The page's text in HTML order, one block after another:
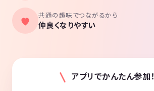
共通の趣味でつながるから
仲良くなりやすい
アプリでかんたん参加！